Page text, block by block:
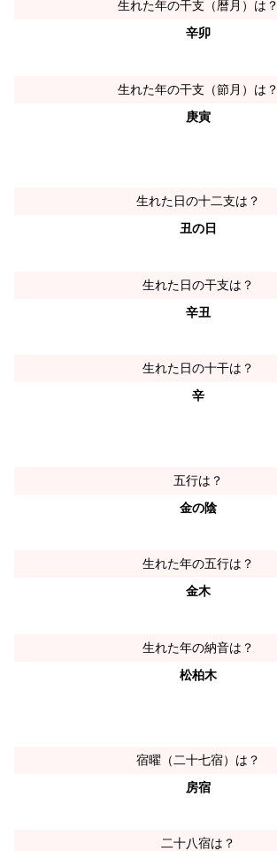
生れた年の干支（暦月）は？
辛卯
生れた年の干支（節月）は？
庚寅
生れた日の十二支は？
丑の日
生れた日の干支は？
辛丑
生れた日の十干は？
辛
五行は？
金の陰
生れた年の五行は？
金木
生れた年の納音は？
松柏木
宿曜（二十七宿）は？
房宿
二十八宿は？